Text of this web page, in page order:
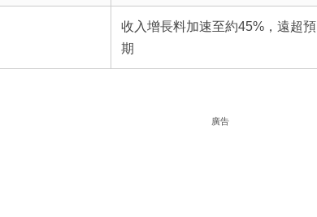
收入增長料加速至約45%，遠超預
期
廣告